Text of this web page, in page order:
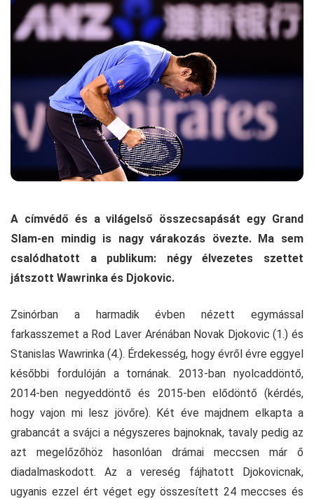
A címvédő és a világelső összecsapását egy Grand
Slam-en mindig is nagy várakozás övezte. Ma sem
csalódhatott a publikum: négy élvezetes szettet
játszott Wawrinka és Djokovic.
Zsinórban a harmadik évben nézett egymással
farkasszemet a Rod Laver Arénában Novak Djokovic (1.) és
Stanislas Wawrinka (4.). Érdekesség, hogy évről évre eggyel
későbbi fordulóján a tornának. 2013-ban nyolcaddöntő,
2014-ben negyeddöntő és 2015-ben elődöntő (kérdés,
hogy vajon mi lesz jövőre). Két éve majdnem elkapta a
grabancát a svájci a négyszeres bajnoknak, tavaly pedig az
azt megelőzőhöz hasonlóan drámai meccsen már ő
diadalmaskodott. Az a vereség fájhatott Djokovicnak,
ugyanis ezzel ért véget egy összesített 24 meccses és